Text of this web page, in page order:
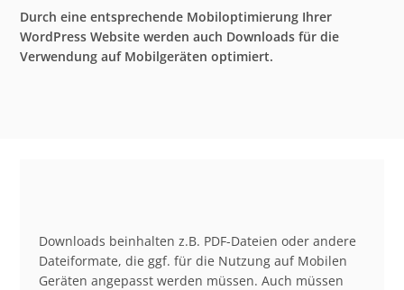
Durch eine entsprechende Mobiloptimierung Ihrer
WordPress Website werden auch Downloads für die
Verwendung auf Mobilgeräten optimiert.
Downloads beinhalten z.B. PDF-Dateien oder andere
Dateiformate, die ggf. für die Nutzung auf Mobilen
Geräten angepasst werden müssen. Auch müssen